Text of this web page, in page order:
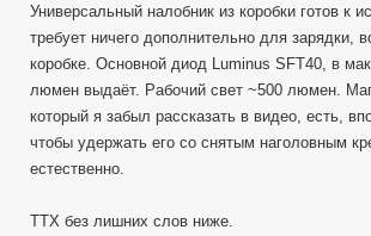
Универсальный налобник из коробки готов к
требует ничего дополнительно для зарядки,
коробке. Основной диод Luminus SFT40, в
люмен выдаёт. Рабочий свет ~500 люмен.
который я забыл рассказать в видео, есть,
чтобы удержать его со снятым наголовным
естественно.
ТТХ без лишних слов ниже.